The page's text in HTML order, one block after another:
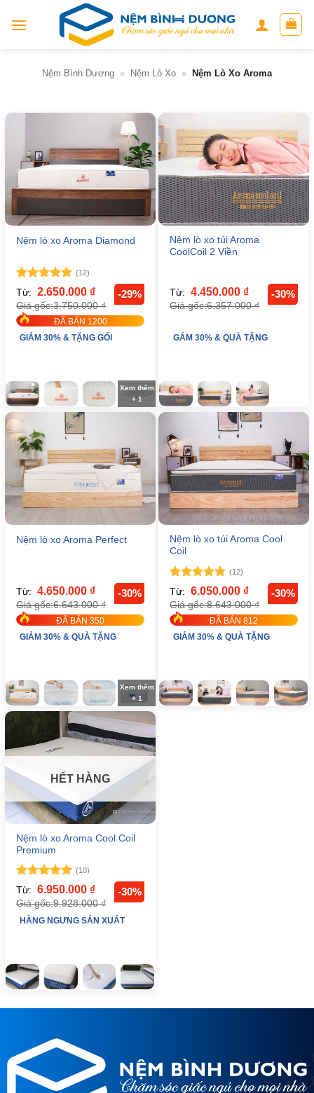
Nệm Bình Dương » Nệm Lò Xo » Nệm Lò Xo Aroma
Xem thêm
+ 1
Nệm lò xo Aroma Diamond
Được xếp
hạng5
5
sao
(12)
Từ: 2.650.000 ₫
Giá gốc:3.750.000₫
-29%
ĐÃ BÁN 1200
GIẢM 30% & TẶNG GỐI
Nệm lò xo túi Aroma
CoolCoil 2 Viền
Từ: 4.450.000 ₫
Giá gốc:6.357.000₫
-30%
GẢM 30% & QUÀ TẶNG
Xem thêm
+ 1
Nệm lò xo Aroma Perfect
Từ: 4.650.000 ₫
Giá gốc:6.643.000₫
-30%
ĐÃ BÁN 350
GIẢM 30% & QUÀ TẶNG
Nệm lò xo túi Aroma Cool
Coil
Được xếp
hạng5
5
sao
(12)
Từ: 6.050.000 ₫
Giá gốc:8.643.000₫
-30%
ĐÃ BÁN 812
GIẢM 30% & QUÀ TẶNG
HẾT HÀNG
Nệm lò xo Aroma Cool Coil
Premium
Được xếp
hạng5
5
sao
(10)
Từ: 6.950.000 ₫
Giá gốc:9.928.000₫
-30%
HÀNG NGƯNG SẢN XUẤT